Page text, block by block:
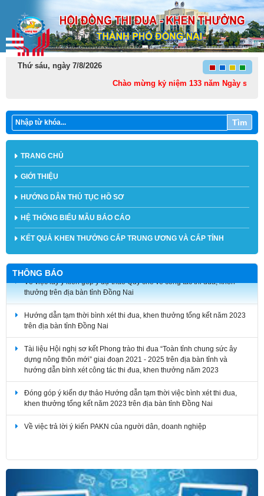
Thứ sáu, ngày 7/8/2026
Chào mừng kỷ niệm 133 năm Ngày sinh
Tìm
TRANG CHỦ
GIỚI THIỆU
HƯỚNG DẪN THỦ TỤC HỒ SƠ
HỆ THỐNG BIỂU MẪU BÁO CÁO
KẾT QUẢ KHEN THƯỞNG CẤP TRUNG ƯƠNG VÀ CẤP TỈNH
THÔNG BÁO
Về việc lấy ý kiến góp ý dự thảo Quy chế về công tác thi đua, khen
thưởng trên địa bàn tỉnh Đồng Nai
Hướng dẫn tạm thời bình xét thi đua, khen thưởng tổng kết năm 2023
trên địa bàn tỉnh Đồng Nai
Tài liệu Hội nghị sơ kết Phong trào thi đua “Toàn tỉnh chung sức ây
dựng nông thôn mới” giai đoạn 2021 - 2025 trên địa bàn tỉnh và
hướng dẫn bình xét công tác thi đua, khen thưởng năm 2023
Đóng góp ý kiến dự thảo Hướng dẫn tạm thời việc bình xét thi đua,
khen thưởng tổng kết năm 2023 trên địa bàn tỉnh Đồng Nai
Về việc trả lời ý kiến PAKN của người dân, doanh nghiệp